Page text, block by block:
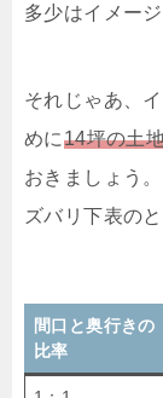
多少はイメー
それじゃあ、
めに14坪の土
おきましょう。
ズバリ下表の
間口と奥行きの
比率